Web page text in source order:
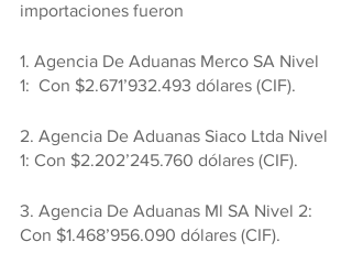
importaciones fueron
1. Agencia De Aduanas Merco SA Nivel
1:  Con $2.671’932.493 dólares (CIF).
2. Agencia De Aduanas Siaco Ltda Nivel
1: Con $2.202’245.760 dólares (CIF).
3. Agencia De Aduanas Ml SA Nivel 2:
Con $1.468’956.090 dólares (CIF).